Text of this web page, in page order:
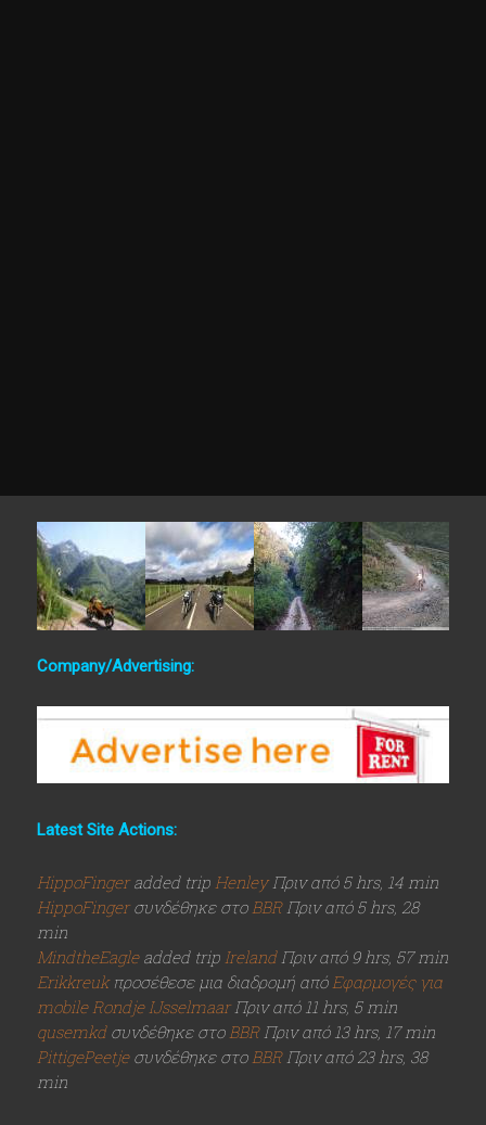
Company/Advertising:
Latest Site Actions:
HippoFingeradded trip HenleyΠριν από 5 hrs, 14 min
HippoFingerσυνδέθηκε στοBBRΠριν από 5 hrs, 28
min
MindtheEagle added trip IrelandΠριν από 9 hrs, 57 min
Erikkreuk προσέθεσε μια διαδρομή απόΕφαρμογές για
mobile Rondje IJsselmaarΠριν από 11 hrs, 5 min
qusemkd συνδέθηκε στοBBRΠριν από 13 hrs, 17 min
PittigePeetje συνδέθηκε στοBBRΠριν από 23 hrs, 38
min